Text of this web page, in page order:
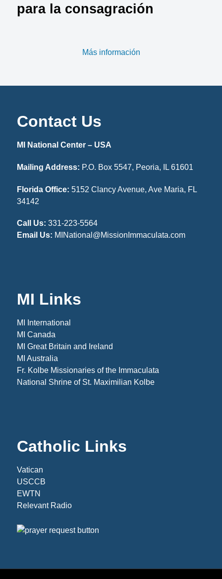
para la consagración
Más información
Contact Us
MI National Center – USA
Mailing Address: P.O. Box 5547, Peoria, IL 61601
Florida Office: 5152 Clancy Avenue, Ave Maria, FL
34142
Call Us: 331-223-5564
Email Us: MINational@MissionImmaculata.com
MI Links
MI International
MI Canada
MI Great Britain and Ireland
MI Australia
Fr. Kolbe Missionaries of the Immaculata
National Shrine of St. Maximilian Kolbe
Catholic Links
Vatican
USCCB
EWTN
Relevant Radio